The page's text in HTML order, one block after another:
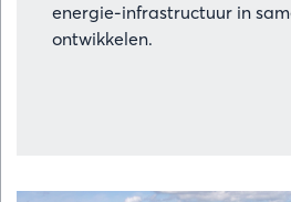
energie-infrastructuur in
ontwikkelen.